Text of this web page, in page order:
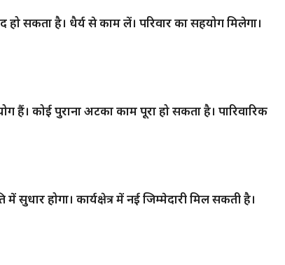
सकता है। धैर्य से काम लें। परिवार का सहयोग मिलेगा।
हैं। कोई पुराना अटका काम पूरा हो सकता है। पारिवारिक
होगा। कार्यक्षेत्र में नई जिम्मेदारी मिल सकती है।